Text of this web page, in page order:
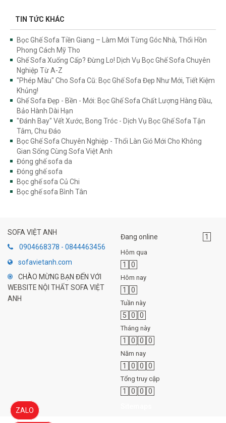
TIN TỨC KHÁC
Bọc Ghế Sofa Tiền Giang – Làm Mới Từng Góc Nhà, Thổi Hồn
Phong Cách Mỹ Tho
Ghế Sofa Xuống Cấp? Đừng Lo! Dịch Vụ Bọc Ghế Sofa Chuyên
Nghiệp Từ A-Z
"Phép Màu" Cho Sofa Cũ: Bọc Ghế Sofa Đẹp Như Mới, Tiết Kiệm
Khủng!
Ghế Sofa Đẹp - Bền - Mới: Bọc Ghế Sofa Chất Lượng Hàng Đầu,
Bảo Hành Dài Hạn
"Đánh Bay" Vết Xước, Bong Tróc - Dịch Vụ Bọc Ghế Sofa Tận
Tâm, Chu Đáo
Bọc Ghế Sofa Chuyên Nghiệp - Thổi Làn Gió Mới Cho Không
Gian Sống Cùng Sofa Việt Anh
Đóng ghế sofa da
Đóng ghế sofa
Bọc ghế sofa Củ Chi
Bọc ghế sofa Bình Tân
SOFA VIỆT ANH
0904668378 - 0844463456
sofavietanh.com
CHÀO MỪNG BẠN ĐẾN VỚI
WEBSITE NỘI THẤT SOFA VIỆT
ANH
Đang online 1
Hôm qua
1 0
Hôm nay
1 0
Tuần này
5 0 0
Tháng này
1 0 0 0
Năm nay
1 0 0 0
Tổng truy cập
1 0 0
0
ZALO